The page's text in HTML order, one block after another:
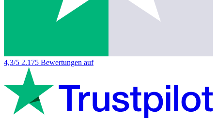
4,3/5 2.175 Bewertungen auf